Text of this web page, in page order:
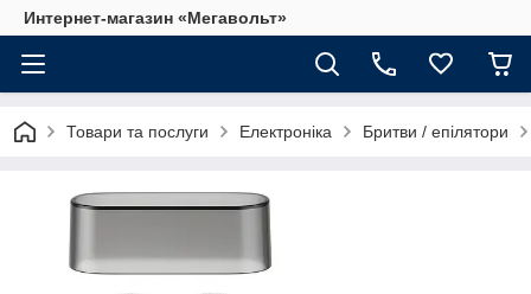
Интернет-магазин «Мегавольт»
Товари та послуги Електроніка Бритви / епілятори